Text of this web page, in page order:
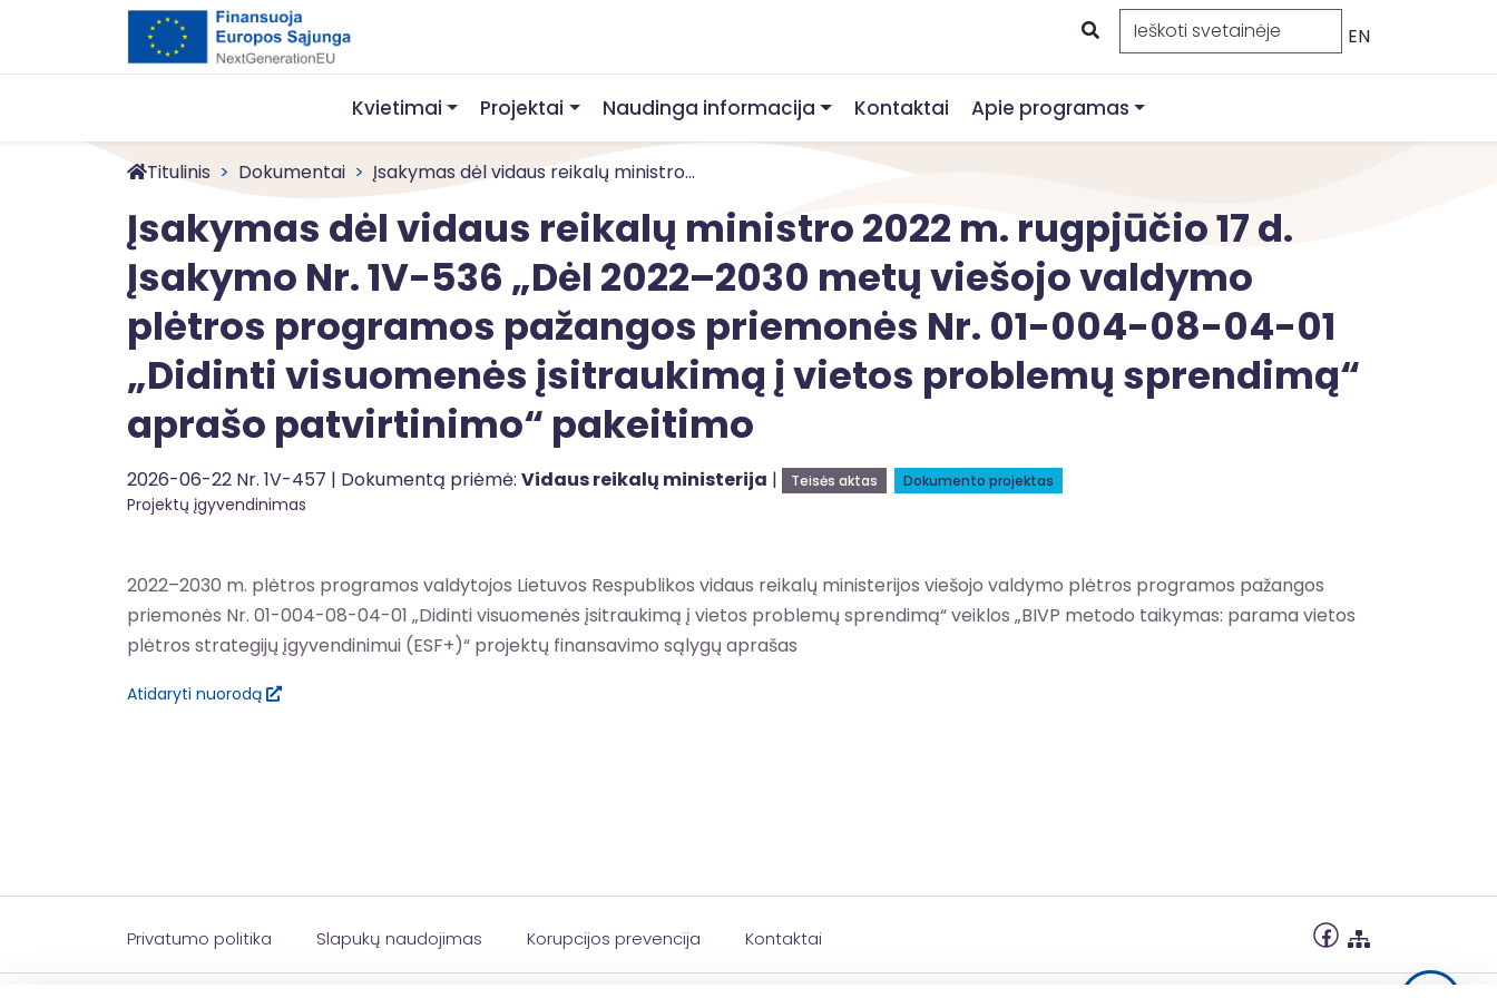
EN
Kvietimai Projektai Naudinga informacija Kontaktai Apie programas
Titulinis Dokumentai Įsakymas dėl vidaus reikalų ministro...
Įsakymas dėl vidaus reikalų ministro 2022 m. rugpjūčio 17 d.
Įsakymo Nr. 1V-536 „Dėl 2022–2030 metų viešojo valdymo
plėtros programos pažangos priemonės Nr. 01-004-08-04-01
„Didinti visuomenės įsitraukimą į vietos problemų sprendimą“
aprašo patvirtinimo“ pakeitimo
2026-06-22 Nr. 1V-457 | Dokumentą priėmė: Vidaus reikalų ministerija | Teisės aktas Dokumento projektas
Projektų įgyvendinimas
2022–2030 m. plėtros programos valdytojos Lietuvos Respublikos vidaus reikalų ministerijos viešojo valdymo plėtros programos pažangos
priemonės Nr. 01-004-08-04-01 „Didinti visuomenės įsitraukimą į vietos problemų sprendimą“ veiklos „BIVP metodo taikymas: parama vietos
plėtros strategijų įgyvendinimui (ESF+)“ projektų finansavimo sąlygų aprašas
Atidaryti nuorodą
Privatumo politika Slapukų naudojimas Korupcijos prevencija Kontaktai